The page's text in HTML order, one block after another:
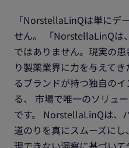
「NorstellaLinQは単にデ
せん。 「NorstellaLinQは
ではありません。現実の
り製薬業界に力を与えて
るブランドが持つ独自の
る、 市場で唯一のソリュ
です。 NorstellaLinQは、
道のりを真にスムーズに